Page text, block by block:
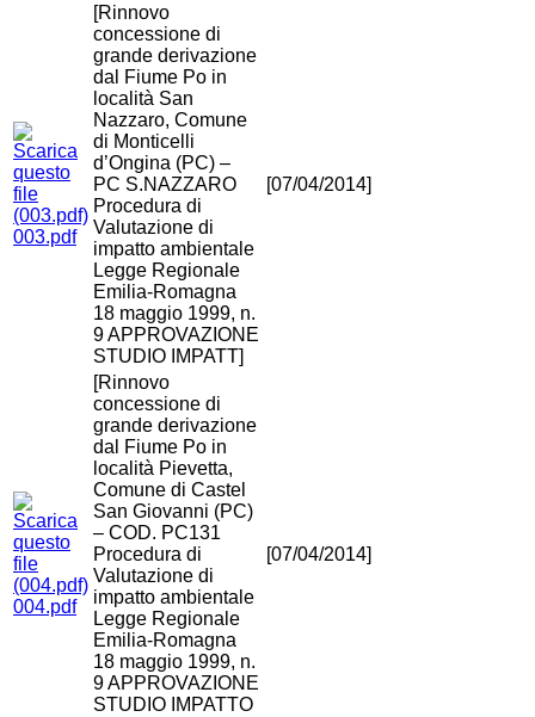
003.pdf
[Rinnovo
concessione di
grande derivazione
dal Fiume Po in
località San
Nazzaro, Comune
di Monticelli
d’Ongina (PC) –
PC S.NAZZARO
Procedura di
Valutazione di
impatto ambientale
Legge Regionale
Emilia-Romagna
18 maggio 1999, n.
9 APPROVAZIONE
STUDIO IMPATT]
[07/04/2014]
004.pdf
[Rinnovo
concessione di
grande derivazione
dal Fiume Po in
località Pievetta,
Comune di Castel
San Giovanni (PC)
– COD. PC131
Procedura di
Valutazione di
impatto ambientale
Legge Regionale
Emilia-Romagna
18 maggio 1999, n.
9 APPROVAZIONE
STUDIO IMPATTO
[07/04/2014]